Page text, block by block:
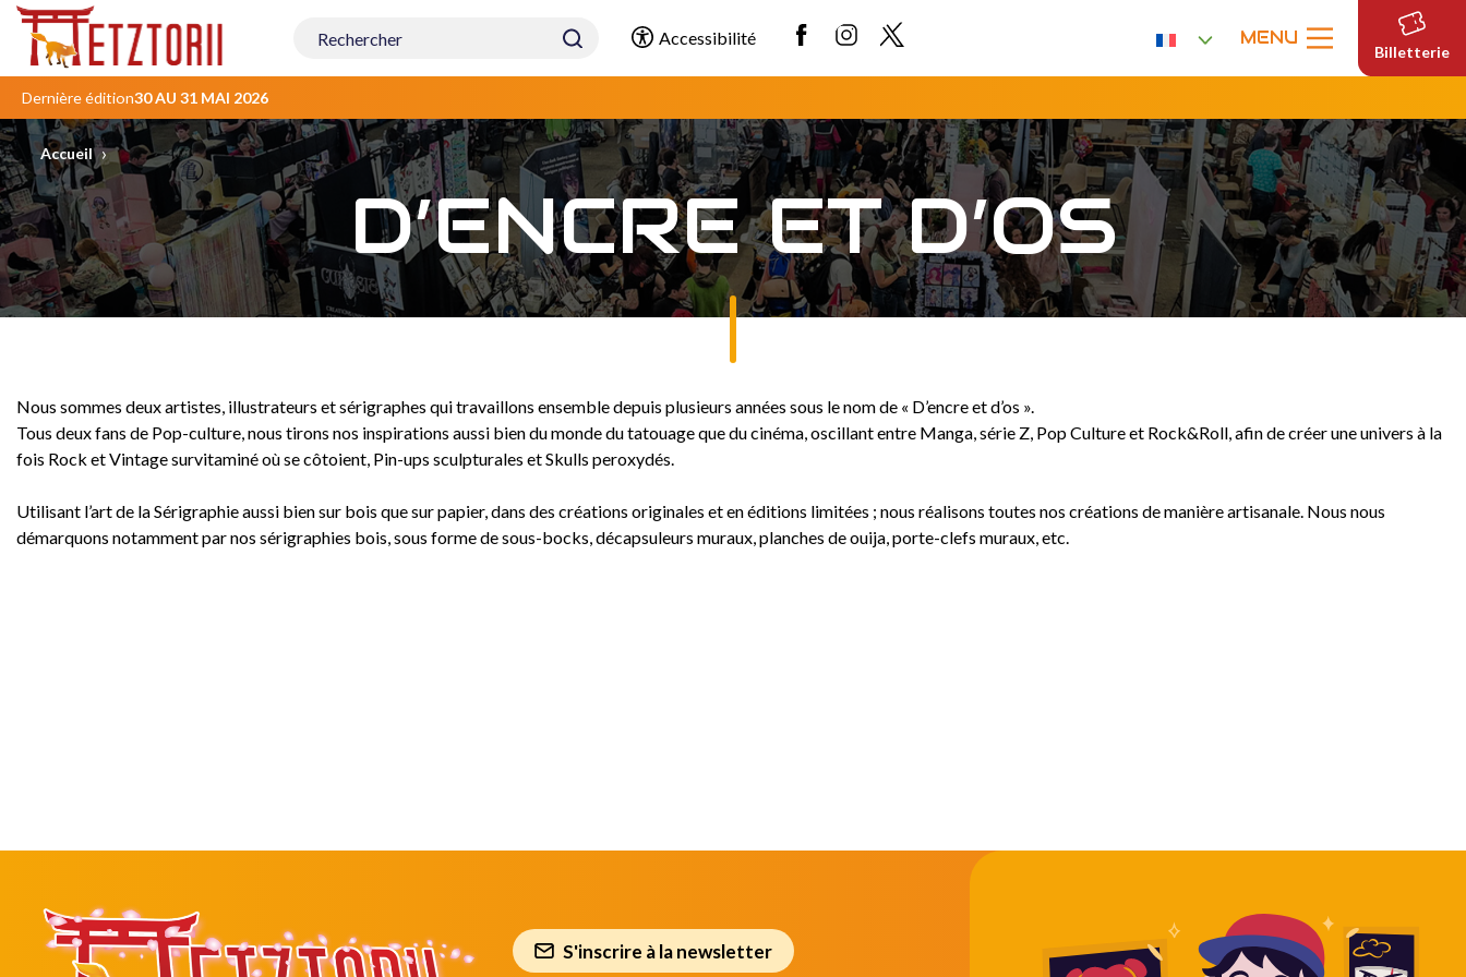
Contenu
principal
Accessibilité MENU
Billetterie
Dernière édition30 AU 31 MAI 2026
Accueil ›
D’ENCRE ET D’OS
Nous sommes deux artistes, illustrateurs et sérigraphes qui travaillons ensemble depuis plusieurs années sous le nom de « D’encre et d’os ».
Tous deux fans de Pop-culture, nous tirons nos inspirations aussi bien du monde du tatouage que du cinéma, oscillant entre Manga, série Z, Pop Culture et Rock&Roll, afin de créer une univers à la
fois Rock et Vintage survitaminé où se côtoient, Pin-ups sculpturales et Skulls peroxydés.
Utilisant l’art de la Sérigraphie aussi bien sur bois que sur papier, dans des créations originales et en éditions limitées ; nous réalisons toutes nos créations de manière artisanale. Nous nous
démarquons notamment par nos sérigraphies bois, sous forme de sous-bocks, décapsuleurs muraux, planches de ouija, porte-clefs muraux, etc.
S'inscrire à la newsletter